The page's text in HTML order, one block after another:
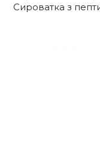
Сироватка з